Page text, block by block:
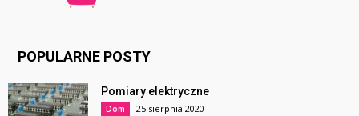
POPULARNE POSTY
Pomiary elektryczne
Dom 25 sierpnia 2020